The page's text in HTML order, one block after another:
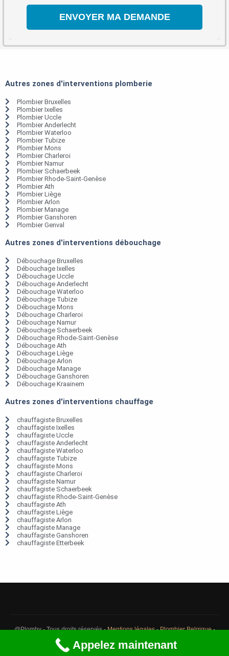
Autres zones d'interventions plomberie
Plombier Bruxelles
Plombier Ixelles
Plombier Uccle
Plombier Anderlecht
Plombier Waterloo
Plombier Tubize
Plombier Mons
Plombier Charleroi
Plombier Namur
Plombier Schaerbeek
Plombier Rhode-Saint-Genèse
Plombier Ath
Plombier Liège
Plombier Arlon
Plombier Manage
Plombier Ganshoren
Plombier Genval
Autres zones d'interventions débouchage
Débouchage Bruxelles
Débouchage Ixelles
Débouchage Uccle
Débouchage Anderlecht
Débouchage Waterloo
Débouchage Tubize
Débouchage Mons
Débouchage Charleroi
Débouchage Namur
Débouchage Schaerbeek
Débouchage Rhode-Saint-Genèse
Débouchage Ath
Débouchage Liège
Débouchage Arlon
Débouchage Manage
Débouchage Ganshoren
Débouchage Kraainem
Autres zones d'interventions chauffage
chauffagiste Bruxelles
chauffagiste Ixelles
chauffagiste Uccle
chauffagiste Anderlecht
chauffagiste Waterloo
chauffagiste Tubize
chauffagiste Mons
chauffagiste Charleroi
chauffagiste Namur
chauffagiste Schaerbeek
chauffagiste Rhode-Saint-Genèse
chauffagiste Ath
chauffagiste Liège
chauffagiste Arlon
chauffagiste Manage
chauffagiste Ganshoren
chauffagiste Etterbeek
@Plomby - Tous droits réservés -Mentions légales-Plombier Belgique-
Débouchage Belgique
Appelez maintenant